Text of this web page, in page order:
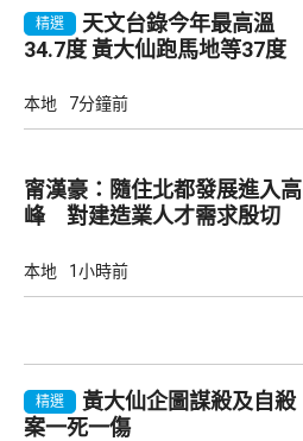
精選
天文台錄今年最高溫
34.7度 黃大仙跑馬地等37度
本地 7分鐘前
甯漢豪：隨住北都發展進入高
峰 對建造業人才需求殷切
本地 1小時前
精選
黃大仙企圖謀殺及自殺
案一死一傷